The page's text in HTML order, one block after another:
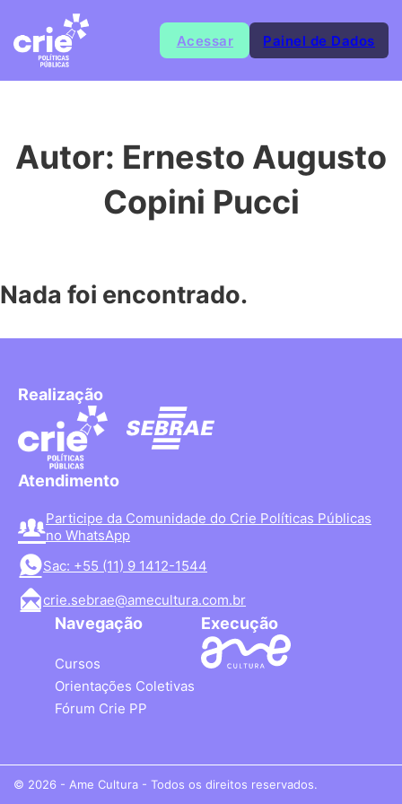
Acessar Painel de Dados
Autor: Ernesto Augusto
Copini Pucci
Nada foi encontrado.
Realização
Atendimento
Participe da Comunidade do Crie Políticas Públicas
no WhatsApp
Sac: +55 (11) 9 1412-1544
crie.sebrae@amecultura.com.br
Navegação
Cursos
Orientações Coletivas
Fórum Crie PP
Execução
© 2026 - Ame Cultura - Todos os direitos reservados.